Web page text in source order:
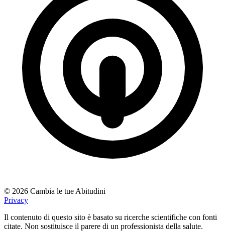
© 2026 Cambia le tue Abitudini
Privacy
Il contenuto di questo sito è basato su ricerche scientifiche con fonti
citate. Non sostituisce il parere di un professionista della salute.